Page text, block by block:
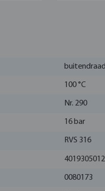
buitendraad
100 °C
Nr. 290
16 bar
RVS 316
0080173